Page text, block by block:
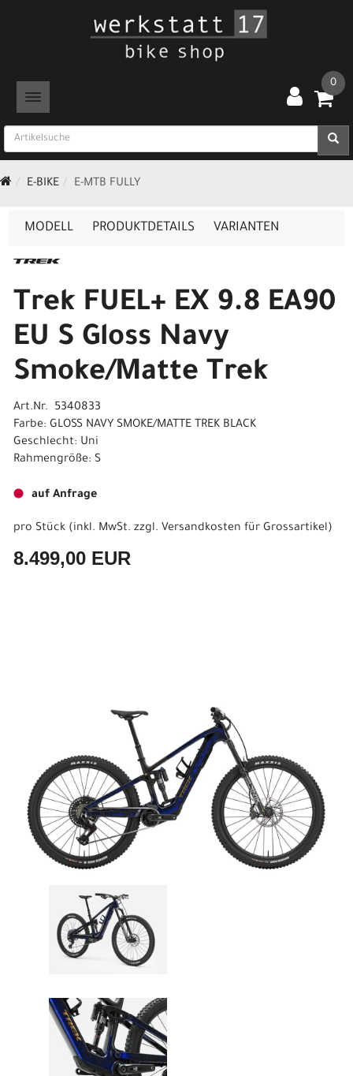
TOGGLE NAVIGATION
0
E-BIKE E-MTB FULLY
MODELL PRODUKTDETAILS VARIANTEN
Trek FUEL+ EX 9.8 EA90
EU S Gloss Navy
Smoke/Matte Trek
Art.Nr. 5340833
Farbe: GLOSS NAVY SMOKE/MATTE TREK BLACK
Geschlecht: Uni
Rahmengröße: S
auf Anfrage
pro Stück (inkl. MwSt. zzgl. Versandkosten für Grossartikel)
8.499,00 EUR